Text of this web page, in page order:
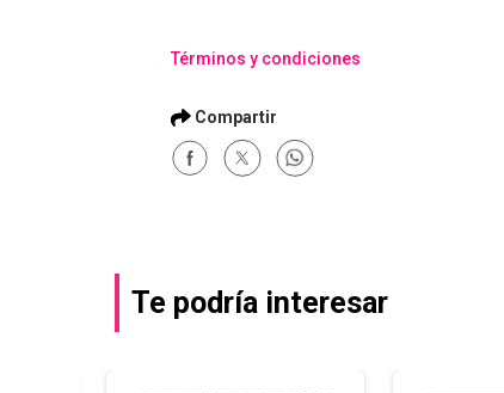
Términos y condiciones
Te podría interesar